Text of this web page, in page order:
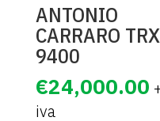
ANTONIO
CARRARO TRX
9400
€24,000.00